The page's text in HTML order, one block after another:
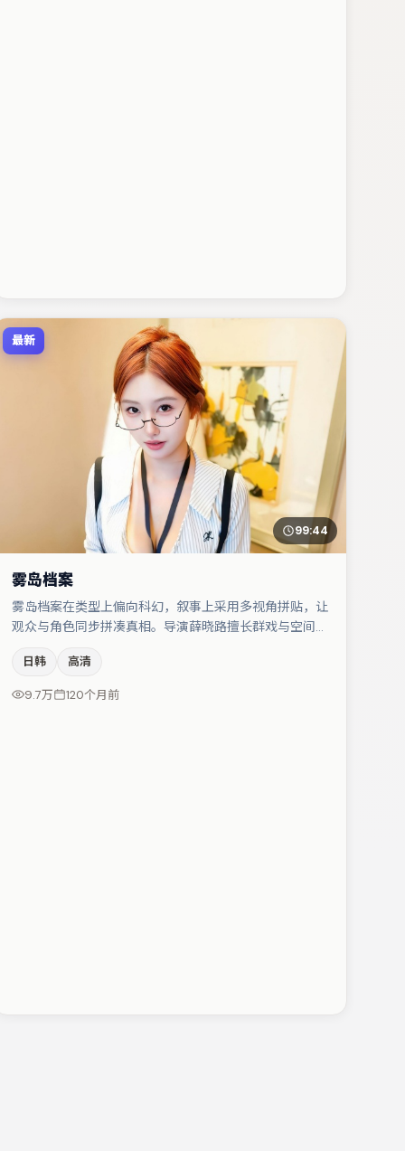
最新
99:44
雾岛档案
雾岛档案在类型上偏向科幻，叙事上采用多视角拼贴，让
观众与角色同步拼凑真相。导演薛晓路擅长群戏与空间压
亚当·德赖弗、沈腾、章子怡等，角色动机前后呼应，适
合喜欢抠台词与伏笔的观众。若你偏爱强类型与清晰主
日韩 高清
9.7万 120个月前